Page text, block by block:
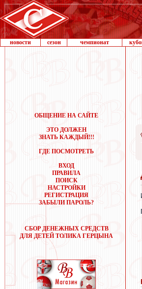
новости сезон чемпионат
ОБЩЕНИЕ НА САЙТЕ
ЭТО ДОЛЖЕН
ЗНАТЬ КАЖДЫЙ!!!
ГДЕ ПОСМОТРЕТЬ
ВХОД
ПРАВИЛА
ПОИСК
НАСТРОЙКИ
РЕГИСТРАЦИЯ
ЗАБЫЛИ ПАРОЛЬ?
СБОР ДЕНЕЖНЫХ СРЕДСТВ
ДЛЯ ДЕТЕЙ ТОЛИКА ГЕРЦЫНА